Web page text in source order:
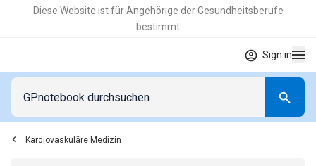
Diese Website ist für Angehörige der Gesundheitsberufe
bestimmt
Sign in
Kardiovaskuläre Medizin